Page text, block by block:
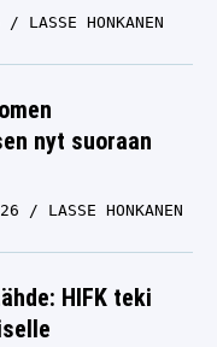
LASSE HONKANEN
nyt suoraan
LASSE HONKANEN
HIFK teki